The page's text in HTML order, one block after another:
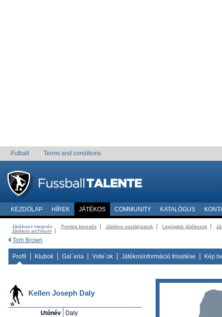
Futball Terms and conditions
KEZDÖLAP HÍREK JÁTÉKOS COMMUNITY KATALÓGUS
Játékos-t megnéz Pontos keresés Játékos osztályzatok Legújabb játékosok
Játékos archivum
Tom Brown
Profíl Klubok Gal´eria Vide´ok Játékosinformáció frissitése Kép
Kellen Joseph Daly
Utónév
Daly